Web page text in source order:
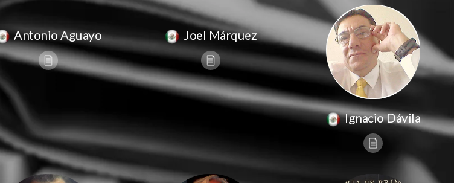
Antonio Aguayo Joel Márquez
Ignacio Dávila